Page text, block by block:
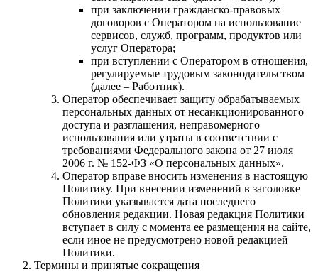
при заключении гражданско-правовых
договоров с Оператором на использование
сервисов, служб, программ, продуктов или
услуг Оператора;
при вступлении с Оператором в отношения,
регулируемые трудовым законодательством
(далее – Работник).
Оператор обеспечивает защиту обрабатываемых
персональных данных от несанкционированного
доступа и разглашения, неправомерного
использования или утраты в соответствии с
требованиями Федерального закона от 27 июля
2006 г. № 152-ФЗ «О персональных данных».
Оператор вправе вносить изменения в настоящую
Политику. При внесении изменений в заголовке
Политики указывается дата последнего
обновления редакции. Новая редакция Политики
вступает в силу с момента ее размещения на сайте,
если иное не предусмотрено новой редакцией
Политики.
Термины и принятые сокращения